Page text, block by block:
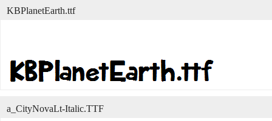
KBPlanetEarth.ttf
a_CityNovaLt-Italic.TTF